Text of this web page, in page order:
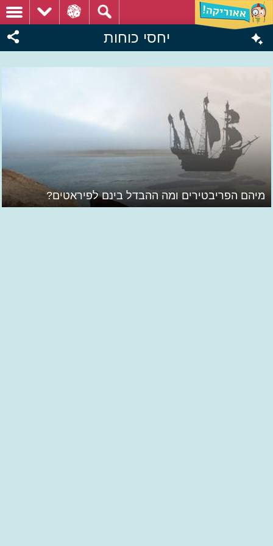
יחסי כוחות
מיהם הפריבטירים ומה ההבדל בינם לפיראטים?